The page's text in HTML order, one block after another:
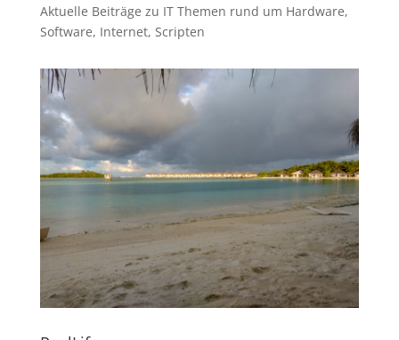
Aktuelle Beiträge zu IT Themen rund um Hardware,
Software, Internet, Scripten